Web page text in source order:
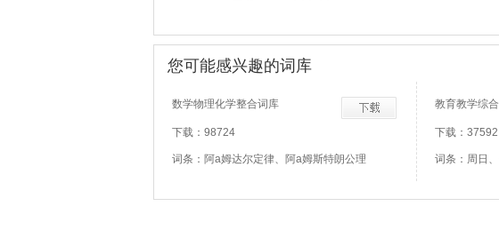
您可能感兴趣的词库
数学物理化学整合词库
下载：98724
词条：阿a姆达尔定律、阿a姆斯特朗公理
教育教学综
下载：37592
词条：周日